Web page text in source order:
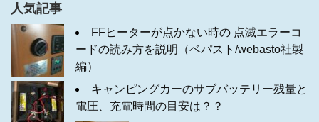
人気記事
FFヒーターが点かない時の 点滅エラーコ
ードの読み方を説明（ベパスト/webasto社製
編）
キャンピングカーのサブバッテリー残量と
電圧、充電時間の目安は？？